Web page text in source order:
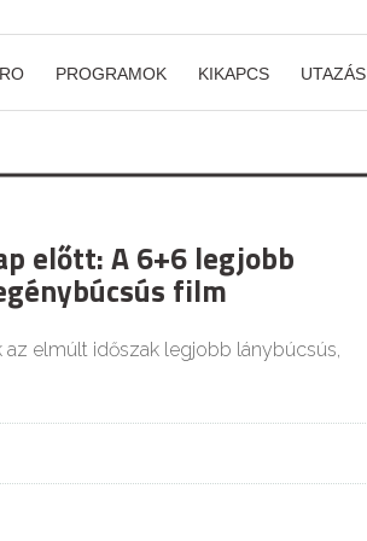
PROGRAMOK KIKAPCS UTAZÁS
előtt: A 6+6 legjobb
film
elmúlt időszak legjobb lánybúcsús,